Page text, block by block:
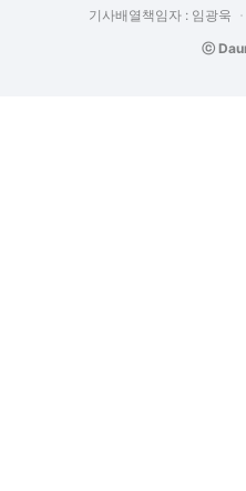
기사배열책임자 : 임광욱
ⓒ